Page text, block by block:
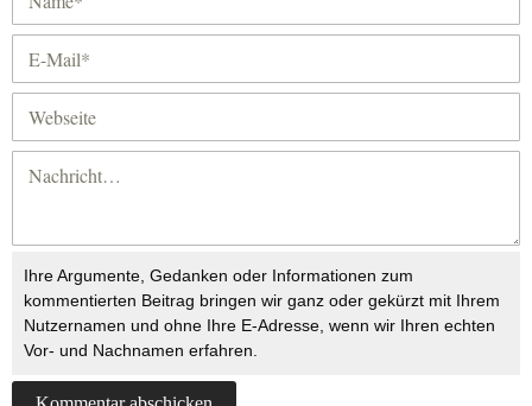
Ihre Argumente, Gedanken oder Informationen zum
kommentierten Beitrag bringen wir ganz oder gekürzt mit Ihrem
Nutzernamen und ohne Ihre E-Adresse, wenn wir Ihren echten
Vor- und Nachnamen erfahren.